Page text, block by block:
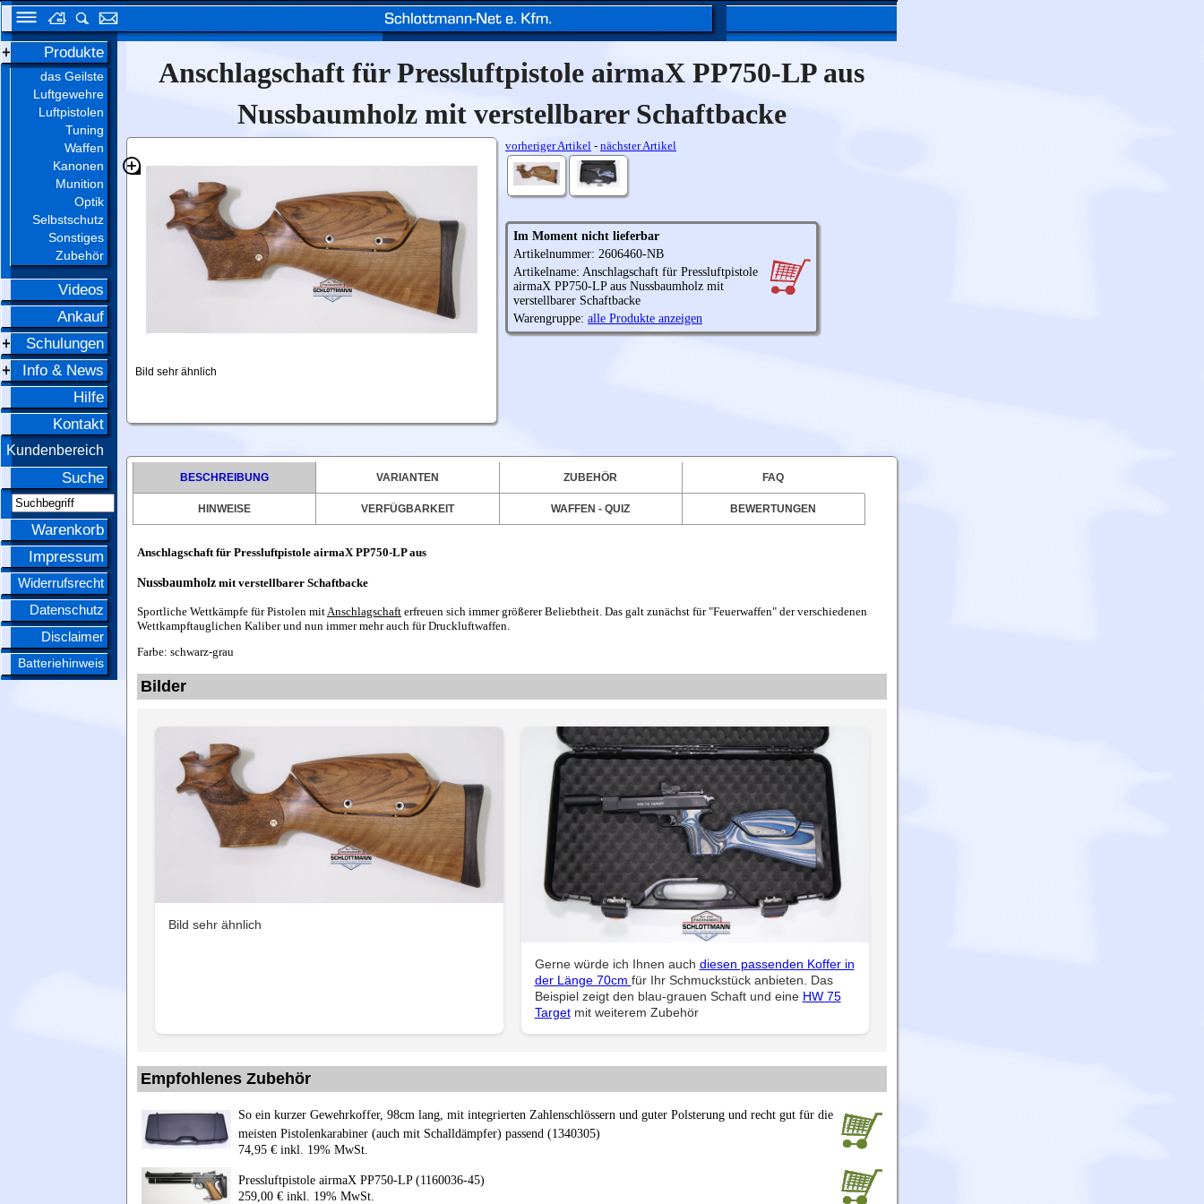
Produkte
das Geilste
Luftgewehre
Luftpistolen
Tuning
Waffen
Kanonen
Munition
Optik
Selbstschutz
Sonstiges
Zubehör
Videos
Ankauf
Schulungen
Info & News
Hilfe
Kontakt
Kundenbereich
Suche
Warenkorb
Impressum
Widerrufsrecht
Datenschutz
Disclaimer
Batteriehinweis
Anschlagschaft für Pressluftpistole airmaX PP750-LP aus
Nussbaumholz mit verstellbarer Schaftbacke
Bild sehr ähnlich
vorheriger Artikel - nächster Artikel
Im Moment nicht lieferbar
Artikelnummer: 2606460-NB
Artikelname: Anschlagschaft für Pressluftpistole
airmaX PP750-LP aus Nussbaumholz mit
verstellbarer Schaftbacke
Warengruppe: alle Produkte anzeigen
BESCHREIBUNG VARIANTEN ZUBEHÖR FAQ
HINWEISE VERFÜGBARKEIT WAFFEN - QUIZ BEWERTUNGEN
Anschlagschaft für Pressluftpistole airmaX PP750-LP aus
Nussbaumholz mit verstellbarer Schaftbacke
Sportliche Wettkämpfe für Pistolen mitAnschlagschaft erfreuen sich immer größerer Beliebtheit. Das galt zunächst für "Feuerwaffen" der verschiedenen
Wettkampftauglichen Kaliber und nun immer mehr auch für Druckluftwaffen.
Farbe: schwarz-grau
Bilder
Bild sehr ähnlich
Gerne würde ich Ihnen auch diesen passenden Koffer in
der Länge 70cm für Ihr Schmuckstück anbieten. Das
Beispiel zeigt den blau-grauen Schaft und eine HW 75
Targetmit weiterem Zubehör
Empfohlenes Zubehör
So ein kurzer Gewehrkoffer, 98cm lang, mit integrierten Zahlenschlössern und guter Polsterung und recht gut für die
meisten Pistolenkarabiner (auch mit Schalldämpfer) passend (1340305)
74,95 € inkl. 19% MwSt.
Pressluftpistole airmaX PP750-LP (1160036-45)
259,00 € inkl. 19% MwSt.